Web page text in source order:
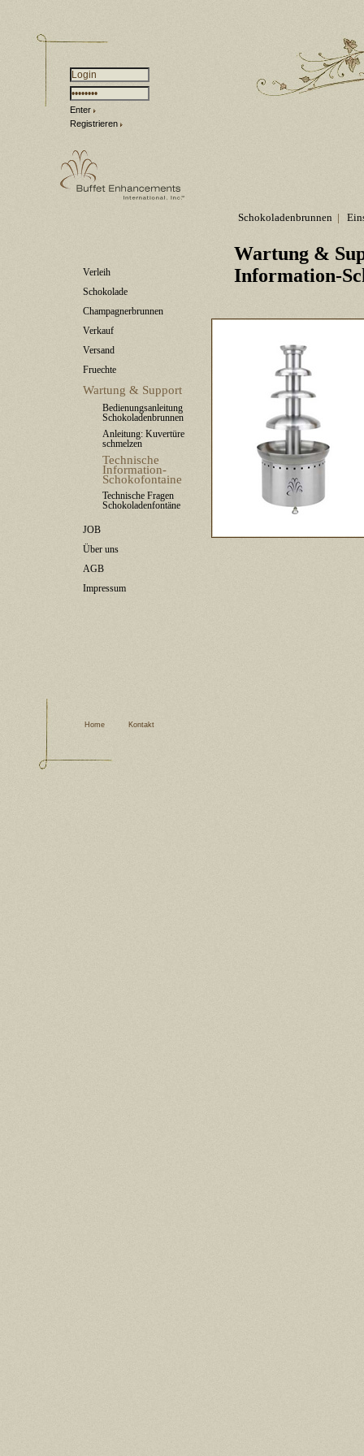
Enter
Registrieren
Verleih
Schokolade
Champagnerbrunnen
Verkauf
Versand
Fruechte
Wartung & Support
Bedienungsanleitung
Schokoladenbrunnen
Anleitung: Kuvertüre
schmelzen
Technische
Information-
Schokofontaine
Technische Fragen
Schokoladenfontäne
JOB
Über uns
AGB
Impressum
Schokoladenbrunnen |
Wartung &
Information-
Home Kontakt